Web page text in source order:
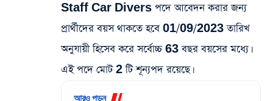
Staff Car Divers পদে আবেদন করার জন্য
প্রার্থীদের বয়স থাকতে হবে 01/09/2023 তারিখ
অনুযায়ী হিসেব করে সর্বোচ্চ 63 বছর বয়সের মধ্যে।
এই পদে মোট 2 টি শূন্যপদ রয়েছে।
আরও পড়ুন